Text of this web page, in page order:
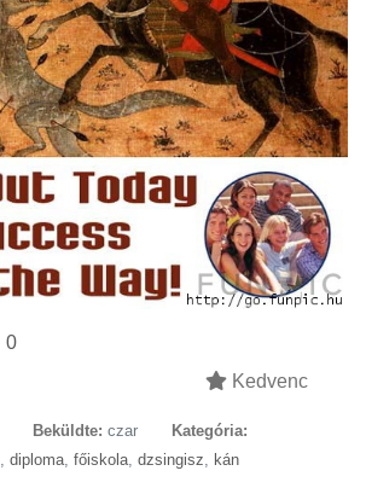
0
Kedvenc
Beküldte: czar
Kategória:
, diploma, főiskola, dzsingisz, kán